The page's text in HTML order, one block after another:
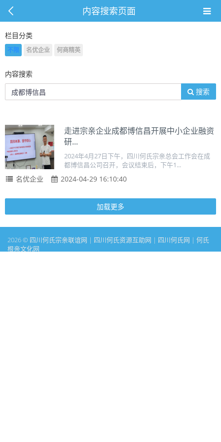
内容搜索页面
栏目分类
不限 名优企业 何商精英
内容搜索
搜索
走进宗亲企业成都博信昌开展中小企业融资
研...
2024年4月27日下午，四川何氏宗亲总会工作会在成
都博信昌公司召开，会议结束后，下午1...
名优企业 2024-04-29 16:10:40
加载更多
2026 © 四川何氏宗亲联谊网 | 四川何氏资源互助网 | 四川何氏网 | 何氏
根亲文化网